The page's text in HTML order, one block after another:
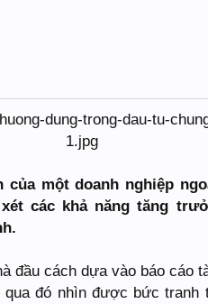
một doanh nghiệp
các khả năng tăng
đầu cách dựa vào báo cáo
đó nhìn được bức tranh